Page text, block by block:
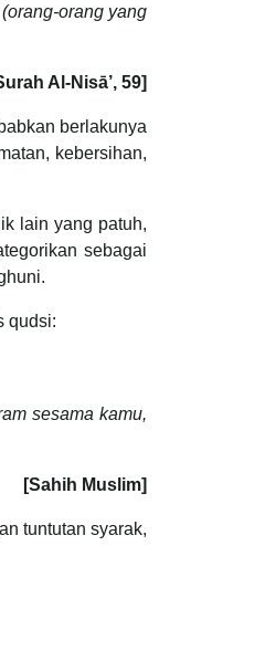
orang yang
Al-Nisā’, 59]
berlakunya
kebersihan,
lain yang patuh,
sebagai
qudsi:
sesama kamu,
[Sahih Muslim]
tuntutan syarak,